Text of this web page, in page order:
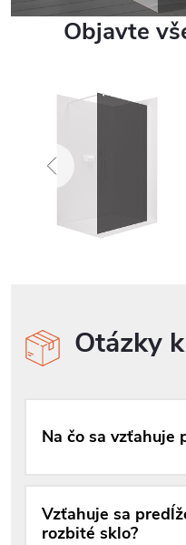
Objavte
Otázky
Na čo sa vzťahuje
Vzťahuje sa
rozbité sklo?